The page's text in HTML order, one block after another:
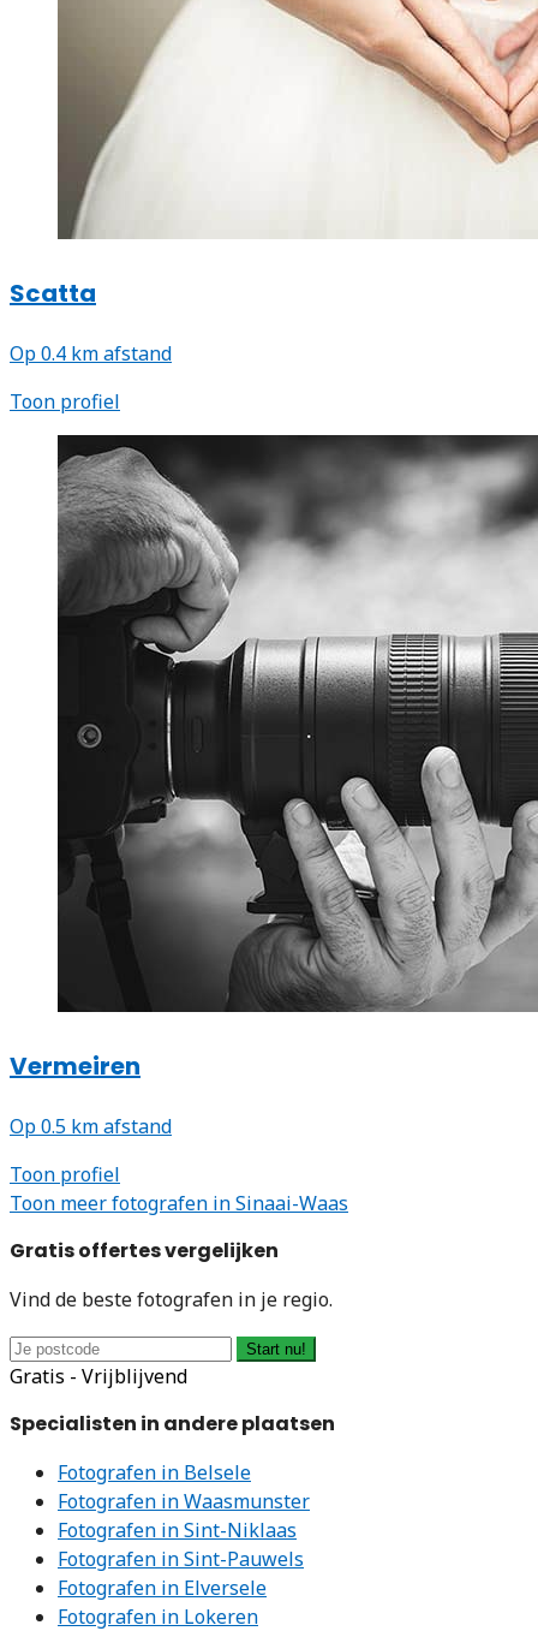
Scatta
Op 0.4 km afstand
Toon profiel
Vermeiren
Op 0.5 km afstand
Toon profiel
Toon meer fotografen in Sinaai-Waas
Gratis offertes vergelijken
Vind de beste fotografen in je regio.
Start nu!
Gratis - Vrijblijvend
Specialisten in andere plaatsen
Fotografen in Belsele
Fotografen in Waasmunster
Fotografen in Sint-Niklaas
Fotografen in Sint-Pauwels
Fotografen in Elversele
Fotografen in Lokeren